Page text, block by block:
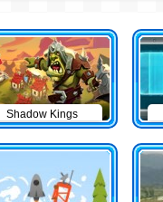
Shadow Kings